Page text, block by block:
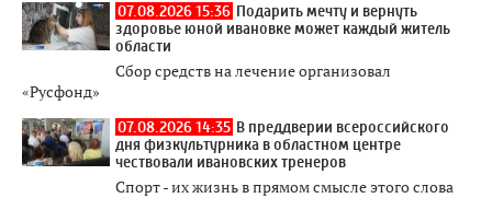
07.08.2026 15:36 Подарить мечту и вернуть
здоровье юной ивановке может каждый житель
области
Сбор средств на лечение организовал
«Русфонд»
07.08.2026 14:35 В преддверии всероссийского
дня физкультурника в областном центре
чествовали ивановских тренеров
Спорт - их жизнь в прямом смысле этого слова